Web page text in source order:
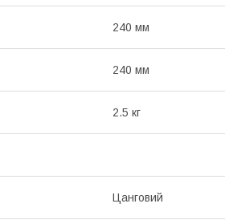
240 мм
240 мм
2.5 кг
Цанговий